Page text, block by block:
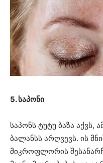
5. საპონი
საპონს ტუტუ ბაზა აქვს,
ბალანსს არღვევს. ის
მიკროფლორის